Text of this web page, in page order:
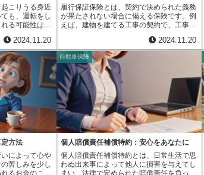
に加入すれば
ることで、火
や水漏れによ
す。例えば、自
家具や家電製
に加入してい
金として支払
る床上浸水で家
巣に入られて家
家財保険が役立
険は、思いも
な家財を守
くれるため、
確保するため
う。家財保険
態が発生した
建することが
な補償額を考
を選びましょ
とも珍しくありません。事故直後から、治
療費や日々の生活費の支払いが滞ってしま
うと、被害者の生活はすぐに苦しくなって
しまいます。十分な収入がなく、貯蓄も少
ない場合、治療を受けることさえ難しくな
るかもしれません。そこで、損害賠償請求
とは別に、加害者に対して一時的に金銭を
支払ってもらうための手続きを行うことが
できます。これを仮処分といいます。仮処
分は、裁判所に申し立てを行い、認められ
ると、正式な損害賠償の判決が出る前に、
加害者から一時的に金銭を受け取ることが
できます。この金銭を仮払金といいます。
仮払金を受け取ることで、治療費や生活費
の支払いを続けることができ、生活の不安
を少しでも和らげることができます。仮処
分は、被害者の生活を守るための重要な制
度です。交通事故に遭ってしまった場合、
まずは専門家、例えば弁護士などに相談
こりうる身近
も、運転をし
る可能性はゼ
賠償責任保険と
相手の方への
す。これは、
いる自賠責保
ることができま
害者になった場
自分がいくら
のない事故に
償請求などの
精神的にも大
害保険は、ま
る保険です。
ることができ
会社との交渉
2024.11.20
履行保証保険とは、契約で決められた義務
が果たされない場合に備える保険です。例
えば、建物を建てる工事の契約で、工事を
遅れたりすると、工事を発注した側は大き
な損害を被ります。このような事態を防ぐ
ために、発注する側は請負会社に履行保証
保険への加入を求めるのが一般的です。こ
の保険に入っていれば、もし請負会社が契
約を守れなかった場合でも、保険会社が損
害を補填してくれます。そのため、発注す
る側は安心して事業を進めることができま
す。履行保証保険には、大きく分けて二つ
の種類があります。一つは「履行保証保
険」で、これは工事の完成を保証するもの
です。もう一つは「前払金返還保証保険」
お金が、請負会社の倒産などで返ってこな
くなった場合に備えるものです。工事の種
2024.11.20
方法
によって心や
苦しみを少し
るお金のこと
自動車保険
個人賠償責任補償特約：安心をあなたに
個人賠償責任補償特約とは、日常生活で思
わぬ出来事によって他人に損害を与えてし
まい、法律で定められた賠償責任を負った